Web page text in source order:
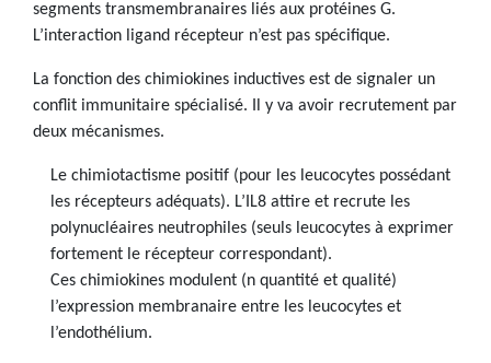
segments transmembranaires liés aux protéines G.
L’interaction ligand récepteur n’est pas spécifique.
La fonction des chimiokines inductives est de signaler un
conflit immunitaire spécialisé. Il y va avoir recrutement par
deux mécanismes.
Le chimiotactisme positif (pour les leucocytes possédant
les récepteurs adéquats). L’IL8 attire et recrute les
polynucléaires neutrophiles (seuls leucocytes à exprimer
fortement le récepteur correspondant).
Ces chimiokines modulent (n quantité et qualité)
l’expression membranaire entre les leucocytes et
l’endothélium.